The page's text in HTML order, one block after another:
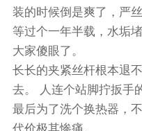
装的时候倒是爽了，严丝
等过个一年半载，水垢
大家傻眼了。
长长的夹紧丝杆根本退
去。 人连个站脚拧扳手
最后为了洗个换热器，